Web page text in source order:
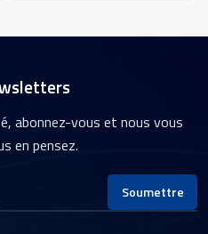
optique avancée et des
possède une large gamme
abonnez-vous et nous vous
en pensez.
Soumettre